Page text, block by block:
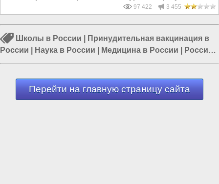
97 422 3 455
Школы в России
Принудительная вакцинация в
России
Наука в России Медицина в России
Россия
и Запад|Россия и Евразия|Политика в России
Перейти на главную страницу сайта